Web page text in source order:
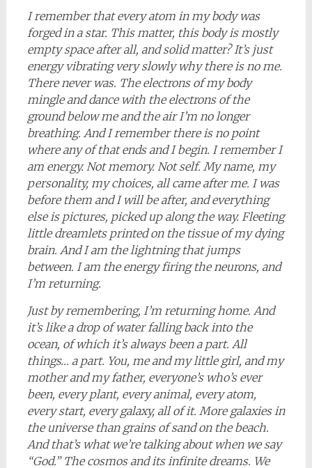
I remember that every atom in my body was
forged in a star. This matter, this body is mostly
empty space after all, and solid matter? It’s just
energy vibrating very slowly why there is no me.
There never was. The electrons of my body
mingle and dance with the electrons of the
ground below me and the air I’m no longer
breathing. And I remember there is no point
where any of that ends and I begin. I remember I
am energy. Not memory. Not self. My name, my
personality, my choices, all came after me. I was
before them and I will be after, and everything
else is pictures, picked up along the way. Fleeting
little dreamlets printed on the tissue of my dying
brain. And I am the lightning that jumps
between. I am the energy firing the neurons, and
I’m returning.
Just by remembering, I’m returning home. And
it’s like a drop of water falling back into the
ocean, of which it’s always been a part. All
things… a part. You, me and my little girl, and my
mother and my father, everyone’s who’s ever
been, every plant, every animal, every atom,
every start, every galaxy, all of it. More galaxies in
the universe than grains of sand on the beach.
And that’s what we’re talking about when we say
“God.” The cosmos and its infinite dreams. We